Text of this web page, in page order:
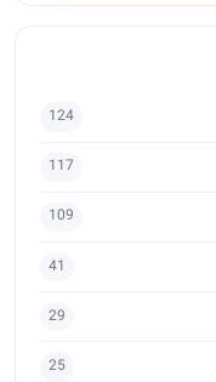
124
117
109
41
29
25